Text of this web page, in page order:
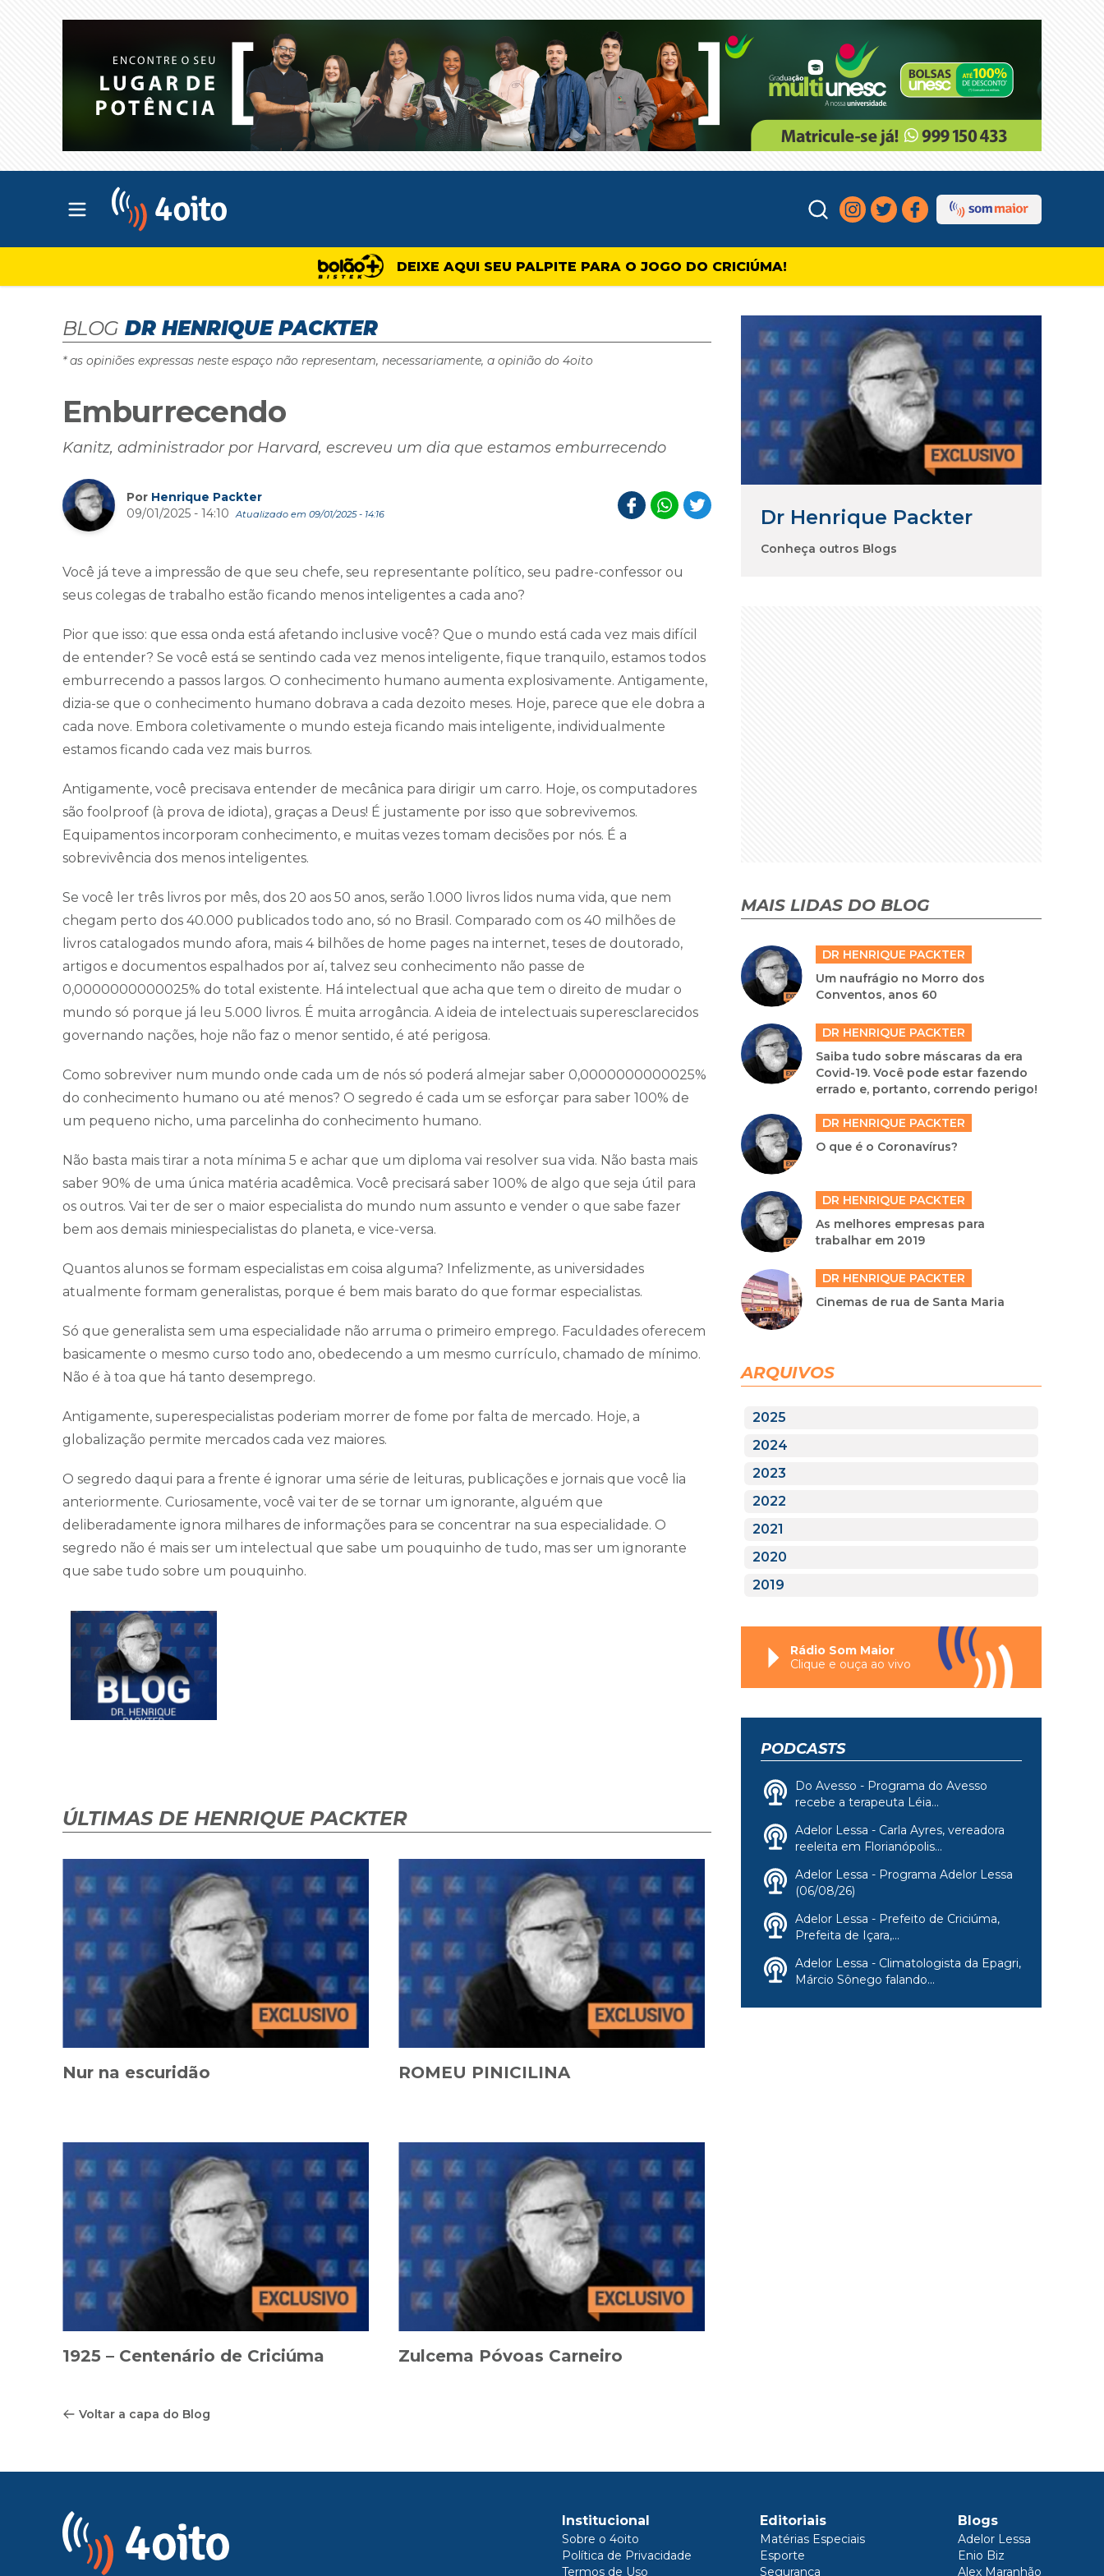
Abrir menu principal
DEIXE AQUI SEU PALPITE PARA O JOGO DO CRICIÚMA!
BLOG DR HENRIQUE PACKTER
* as opiniões expressas neste espaço não representam, necessariamente, a opinião do 4oito
Emburrecendo
Kanitz, administrador por Harvard, escreveu um dia que estamos emburrecendo
Por Henrique Packter
09/01/2025 - 14:10
Atualizado em 09/01/2025 - 14:16
Você já teve a impressão de que seu chefe, seu representante político, seu padre-confessor ou
seus colegas de trabalho estão ficando menos inteligentes a cada ano?
Pior que isso: que essa onda está afetando inclusive você? Que o mundo está cada vez mais difícil
de entender? Se você está se sentindo cada vez menos inteligente, fique tranquilo, estamos todos
emburrecendo a passos largos. O conhecimento humano aumenta explosivamente. Antigamente,
dizia-se que o conhecimento humano dobrava a cada dezoito meses. Hoje, parece que ele dobra a
cada nove. Embora coletivamente o mundo esteja ficando mais inteligente, individualmente
estamos ficando cada vez mais burros.
Antigamente, você precisava entender de mecânica para dirigir um carro. Hoje, os computadores
são foolproof (à prova de idiota), graças a Deus! É justamente por isso que sobrevivemos.
Equipamentos incorporam conhecimento, e muitas vezes tomam decisões por nós. É a
sobrevivência dos menos inteligentes.
Se você ler três livros por mês, dos 20 aos 50 anos, serão 1.000 livros lidos numa vida, que nem
chegam perto dos 40.000 publicados todo ano, só no Brasil. Comparado com os 40 milhões de
livros catalogados mundo afora, mais 4 bilhões de home pages na internet, teses de doutorado,
artigos e documentos espalhados por aí, talvez seu conhecimento não passe de
0,0000000000025% do total existente. Há intelectual que acha que tem o direito de mudar o
mundo só porque já leu 5.000 livros. É muita arrogância. A ideia de intelectuais superesclarecidos
governando nações, hoje não faz o menor sentido, é até perigosa.
Como sobreviver num mundo onde cada um de nós só poderá almejar saber 0,0000000000025%
do conhecimento humano ou até menos? O segredo é cada um se esforçar para saber 100% de
um pequeno nicho, uma parcelinha do conhecimento humano.
Não basta mais tirar a nota mínima 5 e achar que um diploma vai resolver sua vida. Não basta mais
saber 90% de uma única matéria acadêmica. Você precisará saber 100% de algo que seja útil para
os outros. Vai ter de ser o maior especialista do mundo num assunto e vender o que sabe fazer
bem aos demais miniespecialistas do planeta, e vice-versa.
Quantos alunos se formam especialistas em coisa alguma? Infelizmente, as universidades
atualmente formam generalistas, porque é bem mais barato do que formar especialistas.
Só que generalista sem uma especialidade não arruma o primeiro emprego. Faculdades oferecem
basicamente o mesmo curso todo ano, obedecendo a um mesmo currículo, chamado de mínimo.
Não é à toa que há tanto desemprego.
Antigamente, superespecialistas poderiam morrer de fome por falta de mercado. Hoje, a
globalização permite mercados cada vez maiores.
O segredo daqui para a frente é ignorar uma série de leituras, publicações e jornais que você lia
anteriormente. Curiosamente, você vai ter de se tornar um ignorante, alguém que
deliberadamente ignora milhares de informações para se concentrar na sua especialidade. O
segredo não é mais ser um intelectual que sabe um pouquinho de tudo, mas ser um ignorante
que sabe tudo sobre um pouquinho.
ÚLTIMAS DE HENRIQUE PACKTER
Nur na escuridão ROMEU PINICILINA
1925 – Centenário de Criciúma Zulcema Póvoas Carneiro
Voltar a capa do Blog
Dr Henrique Packter
Conheça outros Blogs
MAIS LIDAS DO BLOG
DR HENRIQUE PACKTER
Um naufrágio no Morro dos
Conventos, anos 60
DR HENRIQUE PACKTER
Saiba tudo sobre máscaras da era
Covid-19. Você pode estar fazendo
errado e, portanto, correndo perigo!
DR HENRIQUE PACKTER
O que é o Coronavírus?
DR HENRIQUE PACKTER
As melhores empresas para
trabalhar em 2019
DR HENRIQUE PACKTER
Cinemas de rua de Santa Maria
ARQUIVOS
2025
2024
2023
2022
2021
2020
2019
Rádio Som Maior
Clique e ouça ao vivo
PODCASTS
Do Avesso - Programa do Avesso
recebe a terapeuta Léia...
Adelor Lessa - Carla Ayres, vereadora
reeleita em Florianópolis...
Adelor Lessa - Programa Adelor Lessa
(06/08/26)
Adelor Lessa - Prefeito de Criciúma,
Prefeita de Içara,...
Adelor Lessa - Climatologista da Epagri,
Márcio Sônego falando...
Institucional
Sobre o 4oito
Política de Privacidade
Termos de Uso
Editoriais
Matérias Especiais
Esporte
Segurança
Blogs
Adelor Lessa
Enio Biz
Alex Maranhão